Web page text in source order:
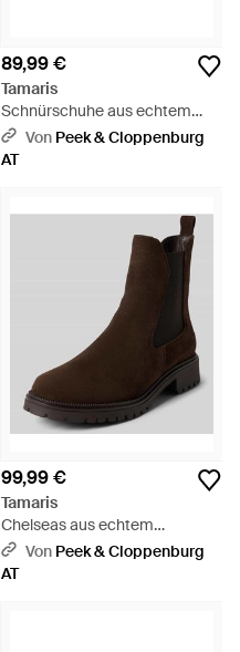
89,99 €
Tamaris
Schnürschuhe aus echtem
Rindsleder - Braun
Von Peek & Cloppenburg
AT
99,99 €
Tamaris
Chelseas aus echtem
Rindsleder - Braun
Von Peek & Cloppenburg
AT